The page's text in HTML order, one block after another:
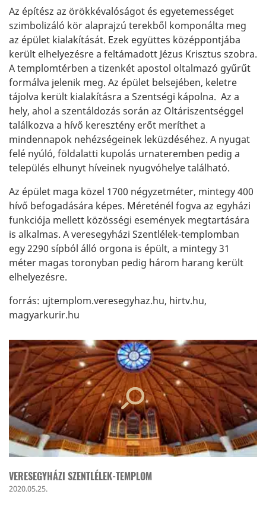
Az építész az örökkévalóságot és egyetemességet
szimbolizáló kör alaprajzú terekből komponálta meg
az épület kialakítását. Ezek együttes középpontjába
került elhelyezésre a feltámadott Jézus Krisztus szobra.
A templomtérben a tizenkét apostol oltalmazó gyűrűt
formálva jelenik meg. Az épület belsejében, keletre
tájolva került kialakításra a Szentségi kápolna. Az a
hely, ahol a szentáldozás során az Oltáriszentséggel
találkozva a hívő keresztény erőt meríthet a
mindennapok nehézségeinek leküzdéséhez. A nyugat
felé nyúló, földalatti kupolás urnateremben pedig a
település elhunyt híveinek nyugvóhelye található.
Az épület maga közel 1700 négyzetméter, mintegy 400
hívő befogadására képes. Méreténél fogva az egyházi
funkciója mellett közösségi események megtartására
is alkalmas. A veresegyházi Szentlélek-templomban
egy 2290 sípból álló orgona is épült, a mintegy 31
méter magas toronyban pedig három harang került
elhelyezésre.
forrás: ujtemplom.veresegyhaz.hu, hirtv.hu,
magyarkurir.hu
VERESEGYHÁZI SZENTLÉLEK-TEMPLOM
2020.05.25.